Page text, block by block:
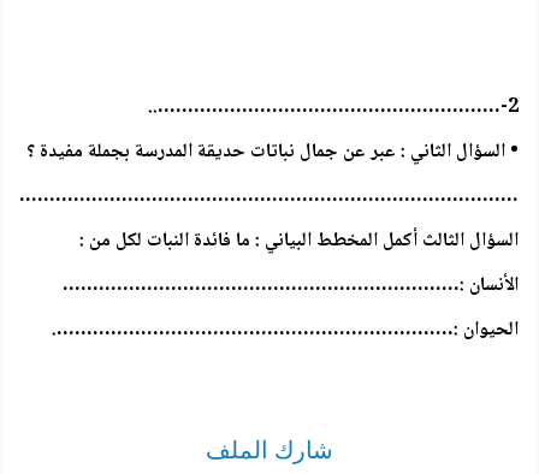
2-…………………………………………………..
• السؤال الثاني : عبر عن جمال نباتات حديقة المدرسة بجملة مفيدة ؟
…………………………………………………………………………..
السؤال الثالث أكمل المخطط البياني : ما فائدة النبات لكل من :
الأنسان :…………………………………………………………
الحيوان :………………………………………………………….
شارك الملف